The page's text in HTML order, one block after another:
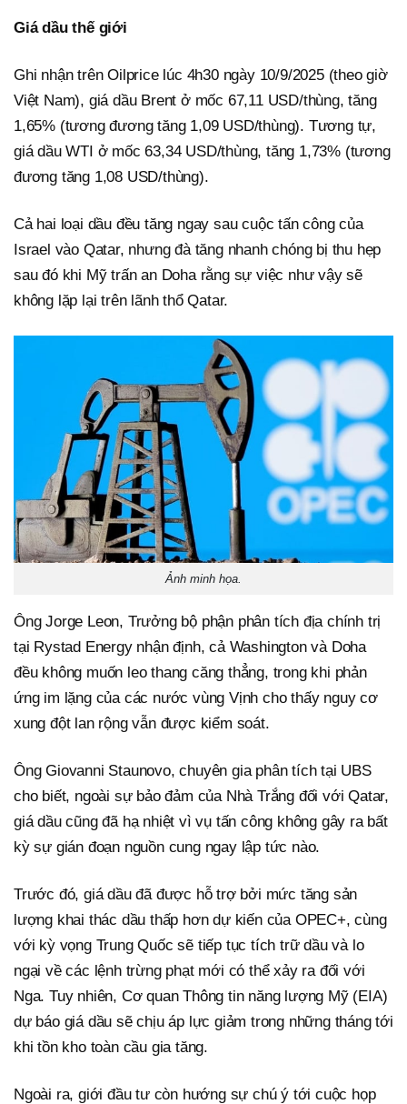
Giá dầu thế giới
Ghi nhận trên Oilprice lúc 4h30 ngày 10/9/2025 (theo giờ
Việt Nam), giá dầu Brent ở mốc 67,11 USD/thùng, tăng
1,65% (tương đương tăng 1,09 USD/thùng). Tương tự,
giá dầu WTI ở mốc 63,34 USD/thùng, tăng 1,73% (tương
đương tăng 1,08 USD/thùng).
Cả hai loại dầu đều tăng ngay sau cuộc tấn công của
Israel vào Qatar, nhưng đà tăng nhanh chóng bị thu hẹp
sau đó khi Mỹ trấn an Doha rằng sự việc như vậy sẽ
không lặp lại trên lãnh thổ Qatar.
Ảnh minh họa.
Ông Jorge Leon, Trưởng bộ phận phân tích địa chính trị
tại Rystad Energy nhận định, cả Washington và Doha
đều không muốn leo thang căng thẳng, trong khi phản
ứng im lặng của các nước vùng Vịnh cho thấy nguy cơ
xung đột lan rộng vẫn được kiểm soát.
Ông Giovanni Staunovo, chuyên gia phân tích tại UBS
cho biết, ngoài sự bảo đảm của Nhà Trắng đối với Qatar,
giá dầu cũng đã hạ nhiệt vì vụ tấn công không gây ra bất
kỳ sự gián đoạn nguồn cung ngay lập tức nào.
Trước đó, giá dầu đã được hỗ trợ bởi mức tăng sản
lượng khai thác dầu thấp hơn dự kiến của OPEC+, cùng
với kỳ vọng Trung Quốc sẽ tiếp tục tích trữ dầu và lo
ngại về các lệnh trừng phạt mới có thể xảy ra đối với
Nga. Tuy nhiên, Cơ quan Thông tin năng lượng Mỹ (EIA)
dự báo giá dầu sẽ chịu áp lực giảm trong những tháng tới
khi tồn kho toàn cầu gia tăng.
Ngoài ra, giới đầu tư còn hướng sự chú ý tới cuộc họp